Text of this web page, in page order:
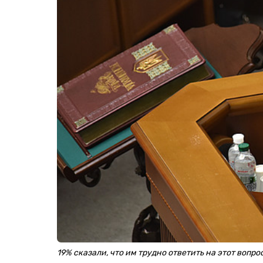
19% сказали, что им трудно ответить на этот